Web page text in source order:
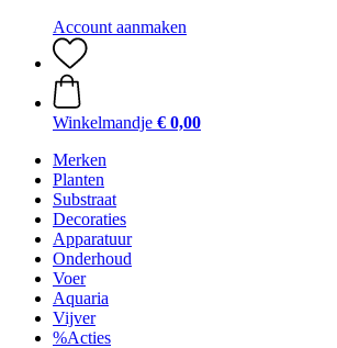
Account aanmaken
Winkelmandje € 0,00
Merken
Planten
Substraat
Decoraties
Apparatuur
Onderhoud
Voer
Aquaria
Vijver
%Acties